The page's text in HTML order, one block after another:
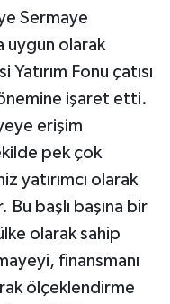
Sermaye
uygun olarak
Fonu çatısı
işaret etti.
erişim
pek çok
yatırımcı olarak
başlı başına bir
olarak sahip
finansmanı
ölçeklendirme